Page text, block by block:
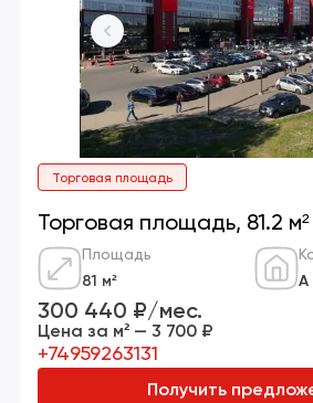
Торговая площадь
Торговая площадь, 81.2 м²
Площадь
81 м²
А
300 440 ₽/мес.
Цена за м² — 3 700 ₽
+74959263131
Получить